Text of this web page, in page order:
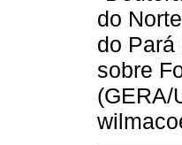
do
do
sobre
(GERA/